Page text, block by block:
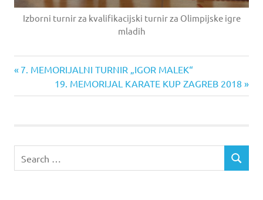
Izborni turnir za kvalifikacijski turnir za Olimpijske igre
mladih
Post
navigation
Previous
7. MEMORIJALNI TURNIR „IGOR MALEK“
Next
Post:
19. MEMORIJAL KARATE KUP ZAGREB 2018
for:
SEARCH